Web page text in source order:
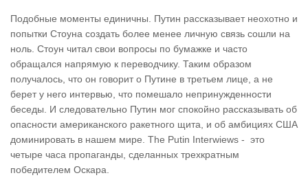
Подобные моменты единичны. Путин рассказывает неохотно и
попытки Стоуна создать более менее личную связь сошли на
ноль. Стоун читал свои вопросы по бумажке и часто
обращался напрямую к переводчику. Таким образом
получалось, что он говорит о Путине в третьем лице, а не
берет у него интервью, что помешало непринужденности
беседы. И следовательно Путин мог спокойно рассказывать об
опасности американского ракетного щита, и об амбициях США
доминировать в нашем мире. The Putin Interwiews - это
четыре часа пропаганды, сделанных трехкратным
победителем Оскара.